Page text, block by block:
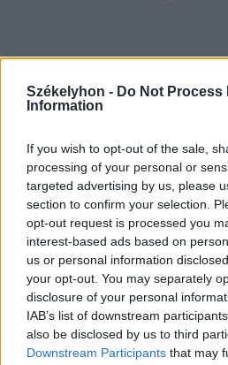
Székelyhon - Do Not Process
Information
If you wish to opt-out of the sale,
processing of your personal or
targeted advertising by us, please
section to confirm your selection.
opt-out request is processed you
interest-based ads based on
us or personal information
your opt-out. You may separately
disclosure of your personal
IAB’s list of downstream
also be disclosed by us to third
Downstream Participants that may
Hasznos
Impresszum
Szerzői jogok
Adatvédelmi tájékoztató
Cookie-kezelési
Hozzászólási szabályzat